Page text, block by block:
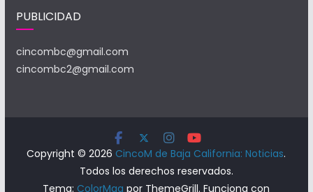
PUBLICIDAD
cincombc@gmail.com
cincombc2@gmail.com
Copyright © 2026 CincoM de Baja California: Noticias.
Todos los derechos reservados.
Tema: ColorMag por ThemeGrill. Funciona con